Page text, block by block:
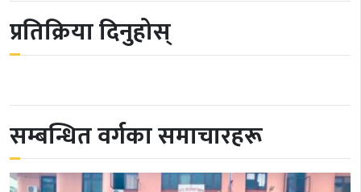
प्रतिक्रिया दिनुहोस्
सम्बन्धित वर्गका समाचारहरू